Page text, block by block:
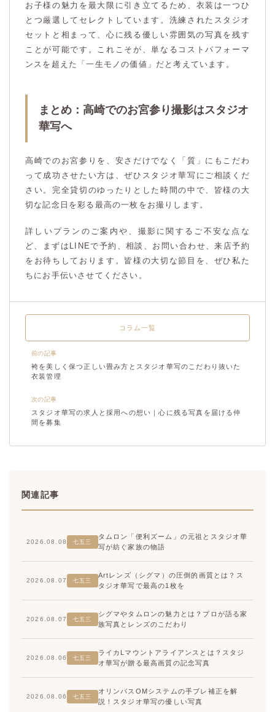
お子様の魅力を最大限に引き立てるため、衣装は一つひ
とつ厳選してセレクトしています。洗練されたスタジオ
セットと相まって、心に残る優しい雰囲気の写真を残す
ことが可能です。これこそが、単なるコストパフォーマ
ンスを超えた「一生モノの価値」だと考えています。
まとめ：高崎でのお宮参り撮影はスタジオ
華写へ
高崎でのお宮参りを、安さだけでなく「質」にもこだわ
って成功させたい方は、ぜひスタジオ華写にご相談くだ
さい。完全貸切のゆったりとした時間の中で、皆様の大
切な記念日を彩る最高の一枚をお撮りします。
詳しいプランのご案内や、撮影に関するご不安な点な
ど、まずはLINEで予約、相談、お問い合わせ、来店予約
をお待ちしております。皆様の大切な節目を、ぜひ私た
ちにお手伝いさせてください。
前の記事
袴を美しく保つ正しい畳み方とスタジオ華写のこだわり抜いた
衣装管理
コラム一覧
次の記事
スタジオ華写の求人と採用への想い｜心に残る写真を届ける仲
間を募集
関連記事
2026.08.08 七五三
タムロン「便利ズーム」の元祖とスタジオ華
写が紡ぐ家族の物語
2026.08.07 七五三
Artレンズ（シグマ）の圧倒的画質とは？ス
タジオ華写で最高の1枚を
2026.08.07 七五三
シグマやタムロンの魅力とは？プロが語る家
族写真とレンズのこだわり
2026.08.06 七五三
ライカLマウントアライアンスとは？スタジ
オ華写が贈る最高画質の記念写真
2026.08.06 七五三
オリンパスOMシステムの手ブレ補正を解
説！スタジオ華写の優しい写真